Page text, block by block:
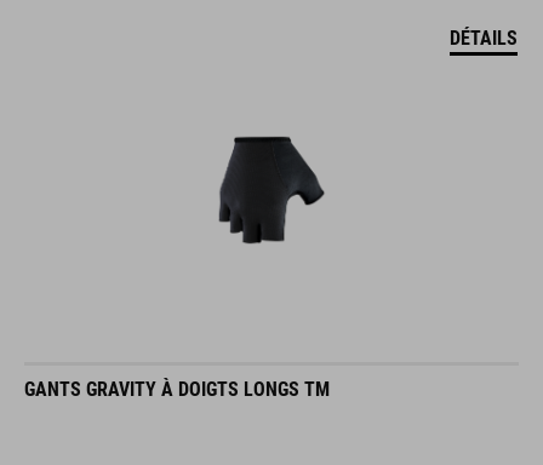
DÉTAILS
GANTS GRAVITY À DOIGTS LONGS TM